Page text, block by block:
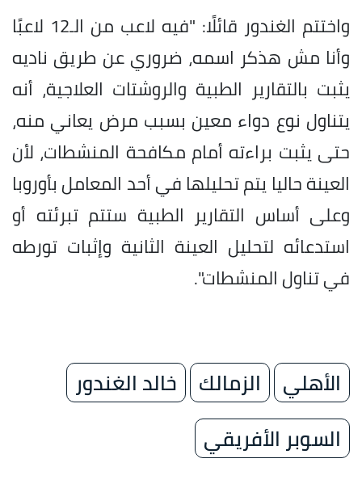
واختتم الغندور قائلًا: "فيه لاعب من الـ12 لاعبًا
وأنا مش هذكر اسمه، ضروري عن طريق ناديه
يثبت بالتقارير الطبية والروشتات العلاجية، أنه
يتناول نوع دواء معين بسبب مرض يعاني منه،
حتى يثبت براءته أمام مكافحة المنشطات، لأن
العينة حاليا يتم تحليلها في أحد المعامل بأوروبا
وعلى أساس التقارير الطبية ستتم تبرئته أو
استدعائه لتحليل العينة الثانية وإثبات تورطه
في تناول المنشطات".
الأهلي الزمالك
خالد الغندور
السوبر الأفريقي